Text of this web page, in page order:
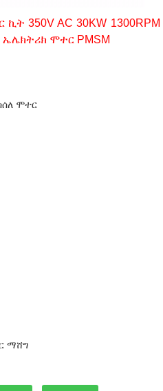
350V AC 30KW 1300RPM
ሞተር PMSM
ሞተር
ማሸግ